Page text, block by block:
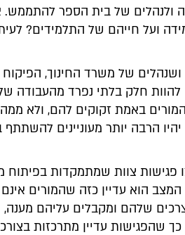
ולנהלים של בית הספר
ועל חייהם של התלמידים?
של משרד החינוך,
חלק בלתי נפרד מהעבודה
באמת זקוקים להם, ולא
הרבה יותר מעוניינים להשתתף
צוות שמתמקדות בפיתוח
הוא עדיין כזה שהמורים
שלהם ומקבלים עליהם מענה,
שהפגישות עדיין מתרכזות